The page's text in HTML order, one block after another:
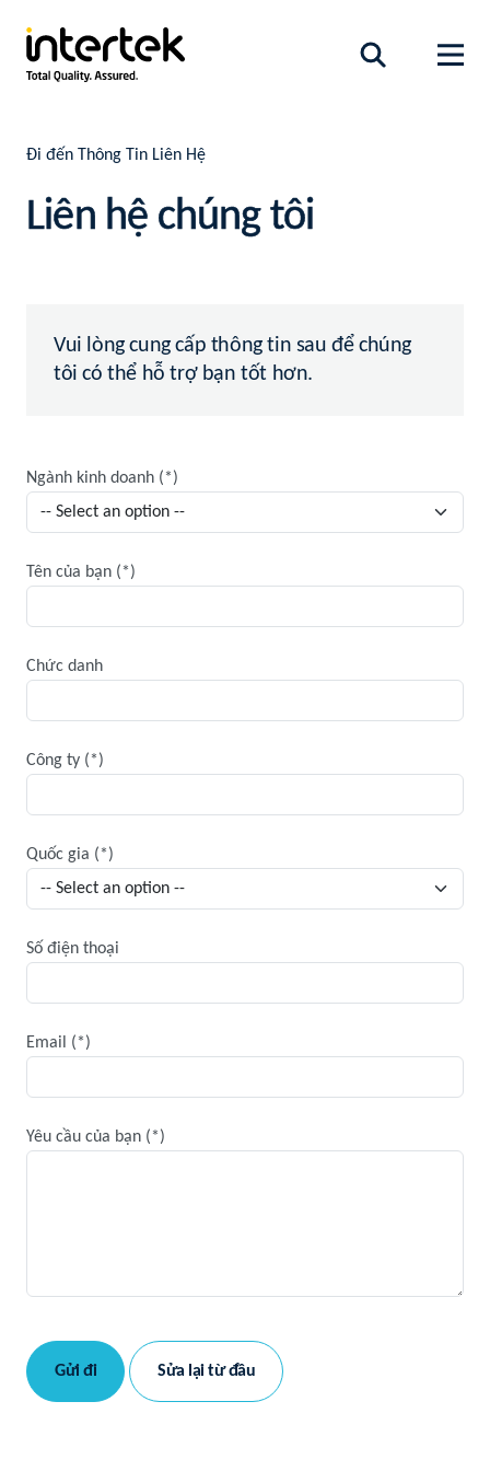
Đi đến Thông Tin Liên Hệ
Liên hệ chúng tôi
Vui lòng cung cấp thông tin sau để chúng
tôi có thể hỗ trợ bạn tốt hơn.
Ngành kinh doanh
Tên của bạn
Chức danh
Công ty
Quốc gia
Số điện thoại
Email
Yêu cầu của bạn
Gửi đi